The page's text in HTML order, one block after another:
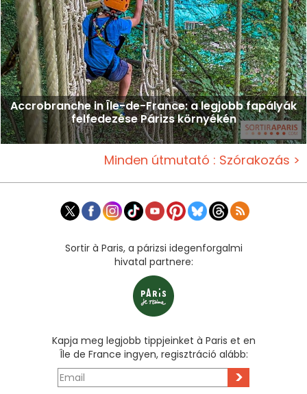
Accrobranche in Île-de-France: a legjobb fapályák
felfedezése Párizs környékén
Minden útmutató : Szórakozás >
Sortir à Paris, a párizsi idegenforgalmi
hivatal partnere:
Kapja meg legjobb tippjeinket à Paris et en
Île de France ingyen, regisztráció alább:
>